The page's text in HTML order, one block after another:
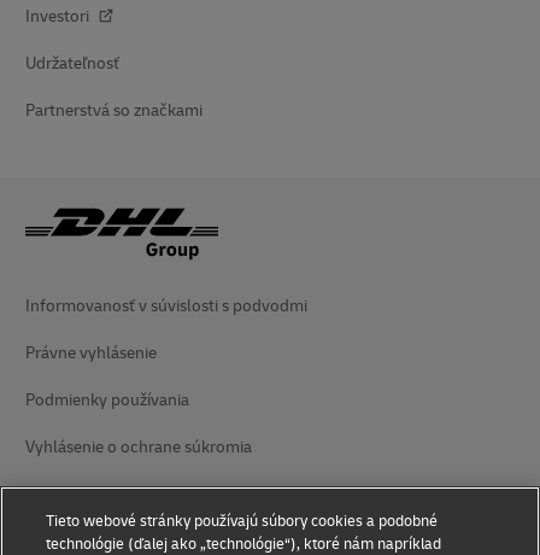
Investori
Udržateľnosť
Partnerstvá so značkami
Informovanosť v súvislosti s podvodmi
Právne vyhlásenie
Podmienky používania
Vyhlásenie o ochrane súkromia
Prístupnosť
Dodatočné informácie
Tieto webové stránky používajú súbory cookies a podobné
technológie (ďalej ako „technológie“), ktoré nám napríklad